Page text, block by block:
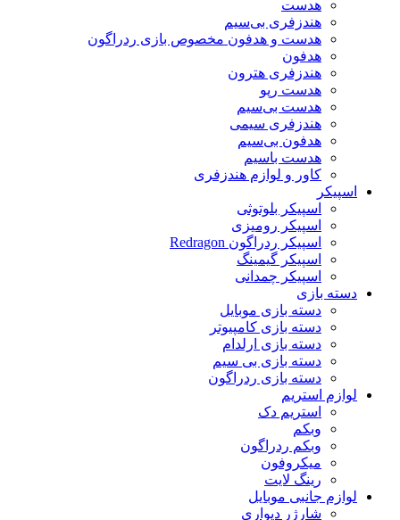
هدست
هندزفری بی‌سیم
هدست و هدفون مخصوص بازی ردراگون
هدفون
هندزفری هترون
هدست رپو
هدست بی‌سیم
هندزفری سیمی
هدفون بی‌سیم
هدست باسیم
کاور و لوازم هندزفری
اسپیکر
اسپیکر بلوتوثی
اسپیکر رومیزی
اسپیکر ردراگون Redragon
اسپیکر گیمینگ
اسپیکر چمدانی
دسته بازی
دسته بازی موبایل
دسته بازی کامپیوتر
دسته بازی ارلدام
دسته بازی بی سیم
دسته بازی ردراگون
لوازم استریم
استریم دک
وبکم
وبکم ردراگون
میکروفون
رینگ لایت
لوازم جانبی موبایل
شارژر دیواری